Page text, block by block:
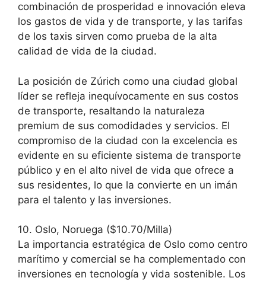
combinación de prosperidad e innovación eleva
los gastos de vida y de transporte, y las tarifas
de los taxis sirven como prueba de la alta
calidad de vida de la ciudad.
La posición de Zúrich como una ciudad global
líder se refleja inequívocamente en sus costos
de transporte, resaltando la naturaleza
premium de sus comodidades y servicios. El
compromiso de la ciudad con la excelencia es
evidente en su eficiente sistema de transporte
público y en el alto nivel de vida que ofrece a
sus residentes, lo que la convierte en un imán
para el talento y las inversiones.
10. Oslo, Noruega ($10.70/Milla)
La importancia estratégica de Oslo como centro
marítimo y comercial se ha complementado con
inversiones en tecnología y vida sostenible. Los